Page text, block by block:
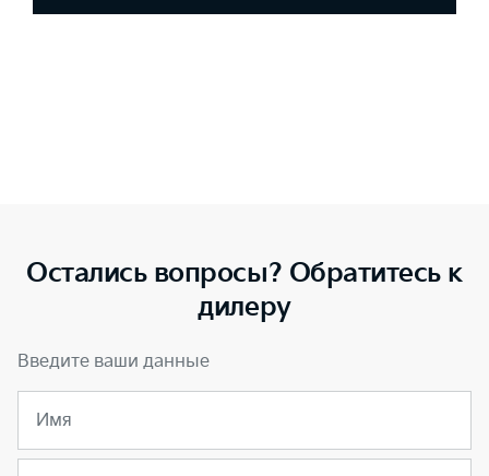
Остались вопросы? Обратитесь к
дилеру
Введите ваши данные
Имя